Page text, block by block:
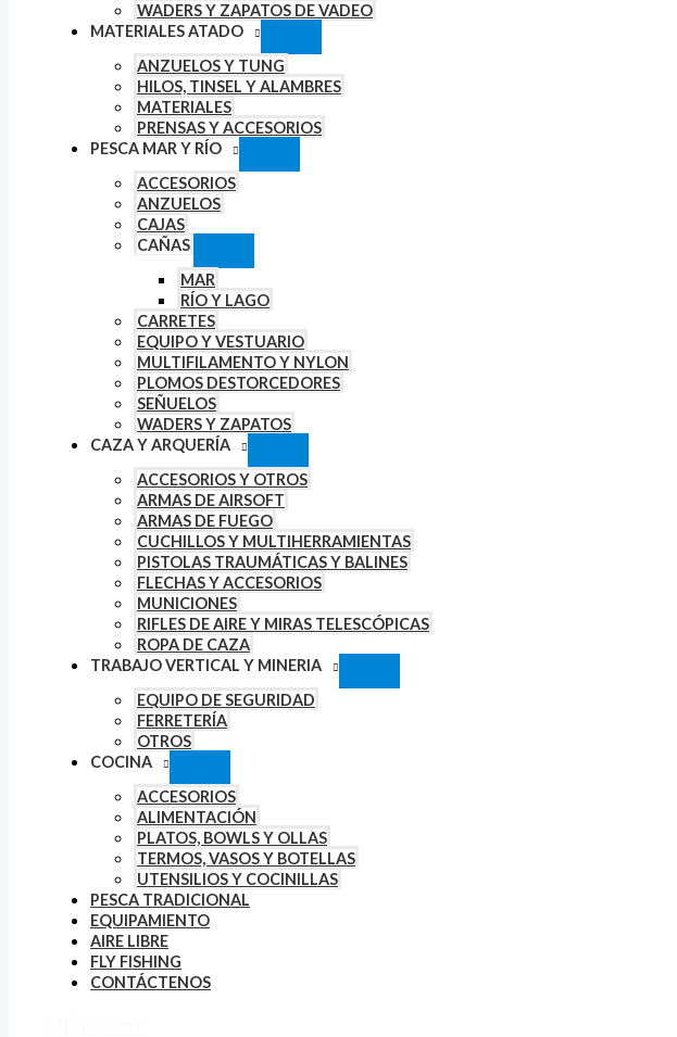
WADERS Y ZAPATOS DE VADEO
MATERIALES ATADO
ANZUELOS Y TUNG
HILOS, TINSEL Y ALAMBRES
MATERIALES
PRENSAS Y ACCESORIOS
PESCA MAR Y RÍO
ACCESORIOS
ANZUELOS
CAJAS
CAÑAS
MAR
RÍO Y LAGO
CARRETES
EQUIPO Y VESTUARIO
MULTIFILAMENTO Y NYLON
PLOMOS DESTORCEDORES
SEÑUELOS
WADERS Y ZAPATOS
CAZA Y ARQUERÍA
ACCESORIOS Y OTROS
ARMAS DE AIRSOFT
ARMAS DE FUEGO
CUCHILLOS Y MULTIHERRAMIENTAS
PISTOLAS TRAUMÁTICAS Y BALINES
FLECHAS Y ACCESORIOS
MUNICIONES
RIFLES DE AIRE Y MIRAS TELESCÓPICAS
ROPA DE CAZA
TRABAJO VERTICAL Y MINERIA
EQUIPO DE SEGURIDAD
FERRETERÍA
OTROS
COCINA
ACCESORIOS
ALIMENTACIÓN
PLATOS, BOWLS Y OLLAS
TERMOS, VASOS Y BOTELLAS
UTENSILIOS Y COCINILLAS
PESCA TRADICIONAL
EQUIPAMIENTO
AIRE LIBRE
FLY FISHING
CONTÁCTENOS